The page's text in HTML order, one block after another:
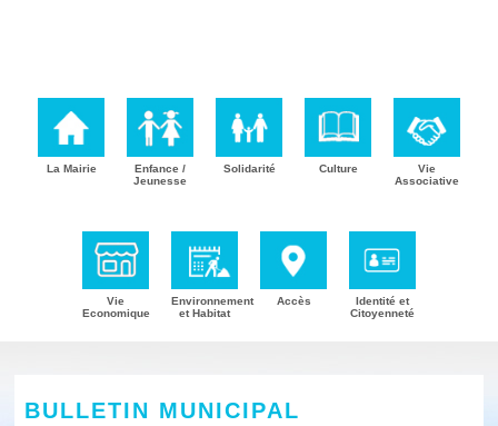
La Mairie
Enfance /
Jeunesse
Solidarité Culture
Vie
Associative
Vie
Economique
Environnement
et Habitat
Accès
Identité et
Citoyenneté
BULLETIN MUNICIPAL